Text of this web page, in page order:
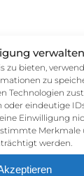
verwalten
zu bieten,
zu
Technologien
oder eindeutige
Einwilligung
Merkmale
werden.